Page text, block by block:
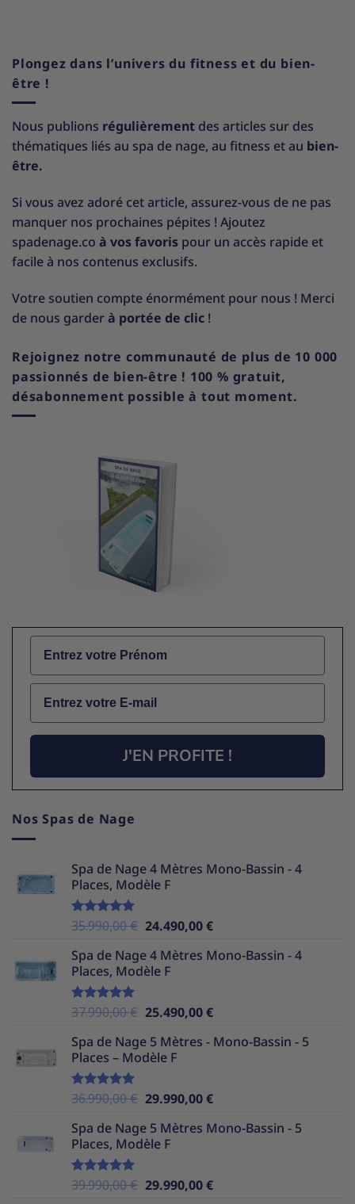
Plongez dans l’univers du fitness et du bien-
être !
Nous publions régulièrement des articles sur des
thématiques liés au spa de nage, au fitness et au bien-
être.
Si vous avez adoré cet article, assurez-vous de ne pas
manquer nos prochaines pépites ! Ajoutez
spadenage.co à vos favoris pour un accès rapide et
facile à nos contenus exclusifs.
Votre soutien compte énormément pour nous ! Merci
de nous garderà portée de clic !
Rejoignez notre communauté de plus de 10 000
passionnés de bien-être ! 100 % gratuit,
désabonnement possible à tout moment.
Name
Email
J'EN PROFITE !
Nos Spas de Nage
Spa de Nage 4 Mètres Mono-Bassin - 4
Places, Modèle F
Note5.00
35.990,00€ Le
initial
était :
24.490,00€Le
actuel
Spa de Nage 4 Mètres Mono-Bassin - 4
Places, Modèle F
Note5.00
37.990,00€ Le
initial
était :
25.490,00€Le
actuel
Spa de Nage 5 Mètres - Mono-Bassin - 5
Places – Modèle F
Note5.00
36.990,00€ Le
initial
était :
29.990,00€Le
actuel
Spa de Nage 5 Mètres Mono-Bassin - 5
Places, Modèle F
Note5.00
39.990,00€ Le
29.990,00€Le